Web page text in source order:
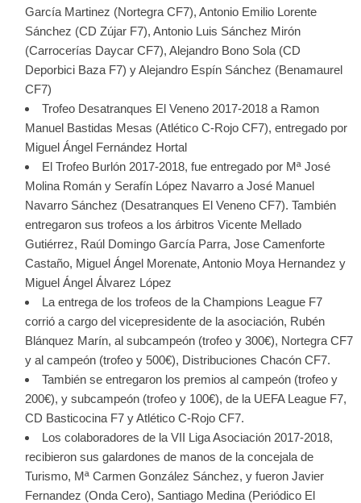
García Martinez (Nortegra CF7), Antonio Emilio Lorente
Sánchez (CD Zújar F7), Antonio Luis Sánchez Mirón
(Carrocerías Daycar CF7), Alejandro Bono Sola (CD
Deporbici Baza F7) y Alejandro Espín Sánchez (Benamaurel
CF7)
Trofeo Desatranques El Veneno 2017-2018 a Ramon
Manuel Bastidas Mesas (Atlético C-Rojo CF7), entregado por
Miguel Ángel Fernández Hortal
El Trofeo Burlón 2017-2018, fue entregado por Mª José
Molina Román y Serafín López Navarro a José Manuel
Navarro Sánchez (Desatranques El Veneno CF7). También
entregaron sus trofeos a los árbitros Vicente Mellado
Gutiérrez, Raúl Domingo García Parra, Jose Camenforte
Castaño, Miguel Ángel Morenate, Antonio Moya Hernandez y
Miguel Ángel Álvarez López
La entrega de los trofeos de la Champions League F7
corrió a cargo del vicepresidente de la asociación, Rubén
Blánquez Marín, al subcampeón (trofeo y 300€), Nortegra CF7
y al campeón (trofeo y 500€), Distribuciones Chacón CF7.
También se entregaron los premios al campeón (trofeo y
200€), y subcampeón (trofeo y 100€), de la UEFA League F7,
CD Basticocina F7 y Atlético C-Rojo CF7.
Los colaboradores de la VII Liga Asociación 2017-2018,
recibieron sus galardones de manos de la concejala de
Turismo, Mª Carmen González Sánchez, y fueron Javier
Fernandez (Onda Cero), Santiago Medina (Periódico El